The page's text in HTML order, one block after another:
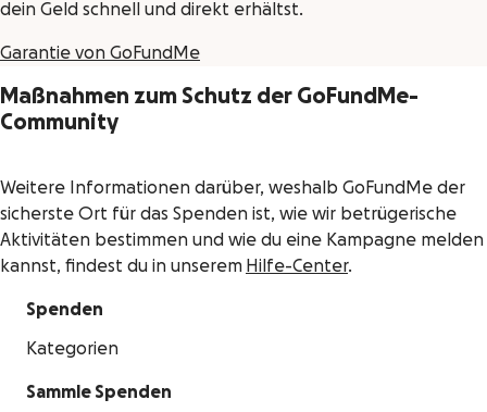
dein Geld schnell und direkt erhältst.
Garantie von GoFundMe
Maßnahmen zum Schutz der GoFundMe-
Community
Weitere Informationen darüber, weshalb GoFundMe der
sicherste Ort für das Spenden ist, wie wir betrügerische
Aktivitäten bestimmen und wie du eine Kampagne melden
kannst, findest du in unserem Hilfe-Center.
Spenden
Kategorien
Sammle Spenden